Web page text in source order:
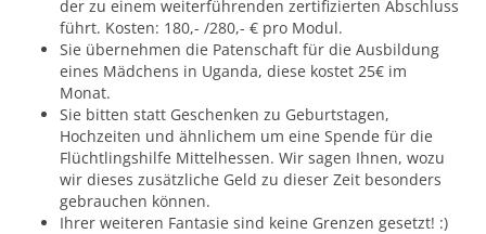
der zu einem weiterführenden zertifizierten Abschluss
führt. Kosten: 180,- /280,- € pro Modul.
Sie übernehmen die Patenschaft für die Ausbildung
eines Mädchens in Uganda, diese kostet 25€ im
Monat.
Sie bitten statt Geschenken zu Geburtstagen,
Hochzeiten und ähnlichem um eine Spende für die
Flüchtlingshilfe Mittelhessen. Wir sagen Ihnen, wozu
wir dieses zusätzliche Geld zu dieser Zeit besonders
gebrauchen können.
Ihrer weiteren Fantasie sind keine Grenzen gesetzt! :)